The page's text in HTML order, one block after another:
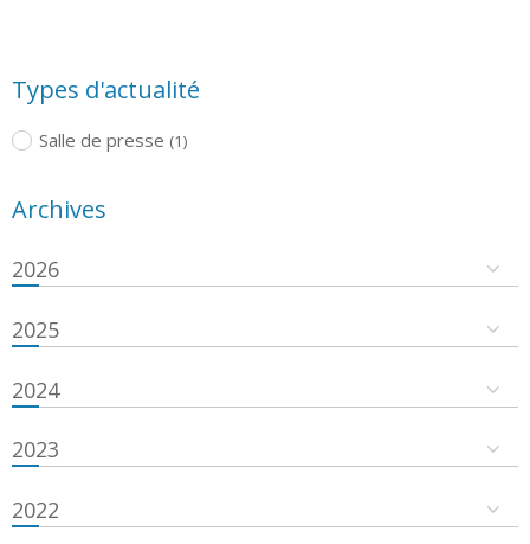
Types d'actualité
Salle de presse (1)
Archives
2026
2025
2024
2023
2022